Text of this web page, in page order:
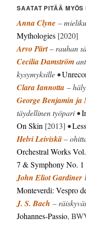
SAATAT PITÄÄ
Anna Clyne –
Mythologies [2020]
Arvo Pärt– rauhan
Cecilia Damström
kysymyksille •
Clara Iannotta –
George Benjamin ja
täydellinen työpari •
On Skin [2013] •
Helvi Leiviskä–
Orchestral Works
7 & Symphony No. 1
John Eliot Gardiner
Monteverdi: Vespro
J. S. Bach –
Johannes-Passio,